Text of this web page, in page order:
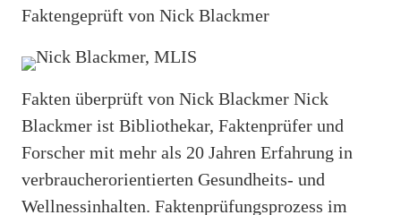
Faktengeprüft von Nick Blackmer
Fakten überprüft von Nick Blackmer Nick
Blackmer ist Bibliothekar, Faktenprüfer und
Forscher mit mehr als 20 Jahren Erfahrung in
verbraucherorientierten Gesundheits- und
Wellnessinhalten. Faktenprüfungsprozess im